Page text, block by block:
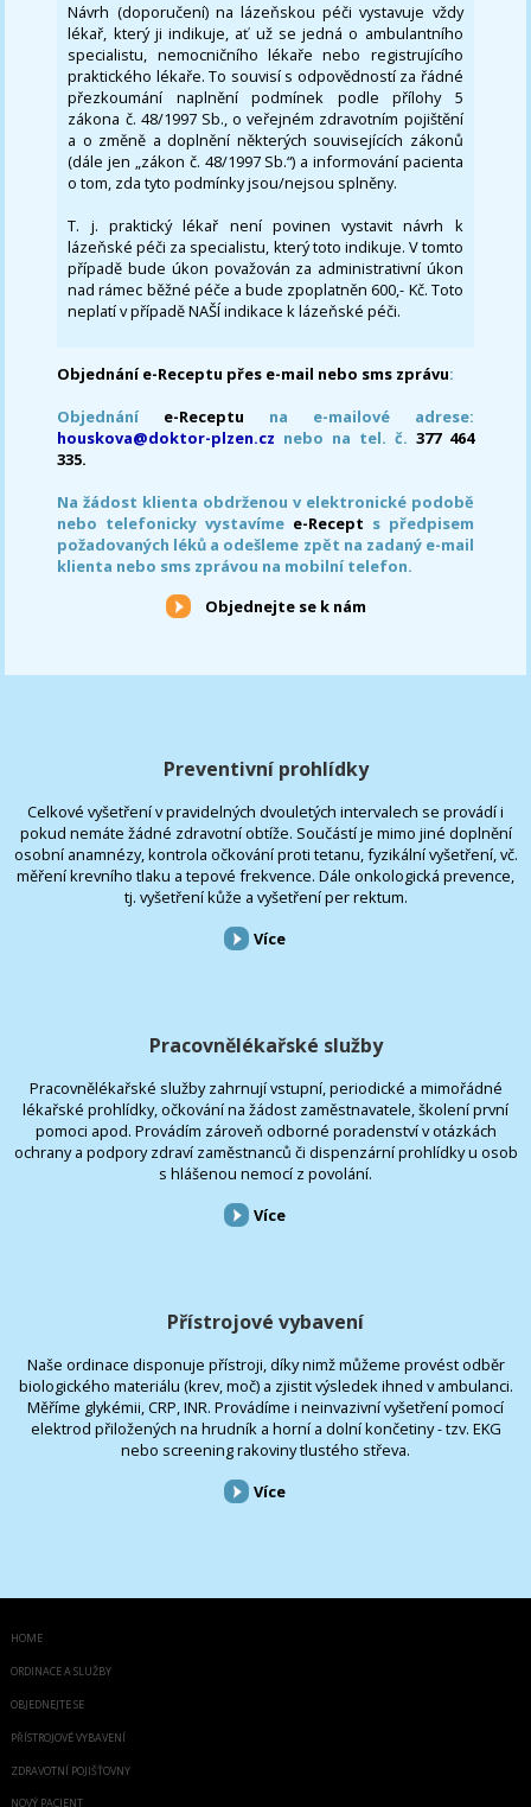
Návrh (doporučení) na lázeňskou péči vystavuje vždy
lékař, který ji indikuje, ať už se jedná o ambulantního
specialistu, nemocničního lékaře nebo registrujícího
praktického lékaře. To souvisí s odpovědností za řádné
přezkoumání naplnění podmínek podle přílohy 5
zákona č. 48/1997 Sb., o veřejném zdravotním pojištění
a o změně a doplnění některých souvisejících zákonů
(dále jen „zákon č. 48/1997 Sb.“) a informování pacienta
o tom, zda tyto podmínky jsou/nejsou splněny.
T. j. praktický lékař není povinen vystavit návrh k
lázeňské péči za specialistu, který toto indikuje. V tomto
případě bude úkon považován za administrativní úkon
nad rámec běžné péče a bude zpoplatněn 600,- Kč. Toto
neplatí v případě NAŠÍ indikace k lázeňské péči.
Objednání e-Receptu přes e-mail nebo sms zprávu:
Objednání e-Receptu na e-mailové adrese:
houskova@doktor-plzen.cz nebo na tel. č. 377 464
335.
Na žádost klienta obdrženou v elektronické podobě
nebo telefonicky vystavíme e-Recept s předpisem
požadovaných léků a odešleme zpět na zadaný e-mail
klienta nebo sms zprávou na mobilní telefon.
Objednejte se k nám
Preventivní prohlídky
Celkové vyšetření v pravidelných dvouletých intervalech se provádí i
pokud nemáte žádné zdravotní obtíže. Součástí je mimo jiné doplnění
osobní anamnézy, kontrola očkování proti tetanu, fyzikální vyšetření, vč.
měření krevního tlaku a tepové frekvence. Dále onkologická prevence,
tj. vyšetření kůže a vyšetření per rektum.
Více
Pracovnělékařské služby
Pracovnělékařské služby zahrnují vstupní, periodické a mimořádné
lékařské prohlídky, očkování na žádost zaměstnavatele, školení první
pomoci apod. Provádím zároveň odborné poradenství v otázkách
ochrany a podpory zdraví zaměstnanců či dispenzární prohlídky u osob
s hlášenou nemocí z povolání.
Více
Přístrojové vybavení
Naše ordinace disponuje přístroji, díky nimž můžeme provést odběr
biologického materiálu (krev, moč) a zjistit výsledek ihned v ambulanci.
Měříme glykémii, CRP, INR. Provádíme i neinvazivní vyšetření pomocí
elektrod přiložených na hrudník a horní a dolní končetiny - tzv. EKG
nebo screening rakoviny tlustého střeva.
Více
HOME
ORDINACE A SLUŽBY
OBJEDNEJTE SE
PŘÍSTROJOVÉ VYBAVENÍ
ZDRAVOTNÍ POJIŠŤOVNY
NOVÝ PACIENT